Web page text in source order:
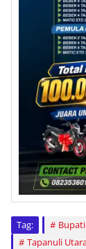
Tag:
Tapanuli